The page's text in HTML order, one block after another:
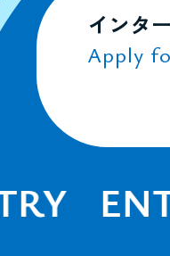
インタ
Apply